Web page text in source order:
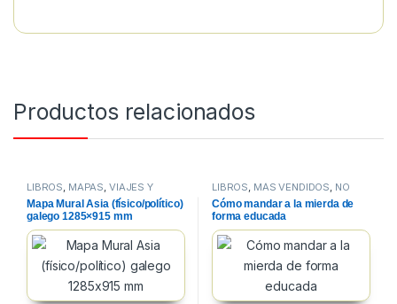
Productos relacionados
LIBROS, MAPAS, VIAJES Y
MAPAS
Mapa Mural Asia (físico/político)
galego 1285×915 mm
LIBROS, MÁS VENDIDOS, NO
FICCION
Cómo mandar a la mierda de
forma educada